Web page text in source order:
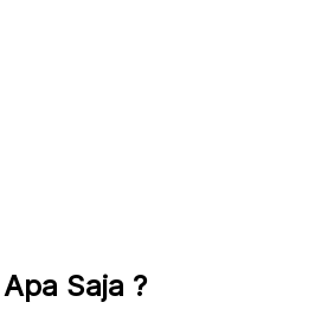
Saja ?